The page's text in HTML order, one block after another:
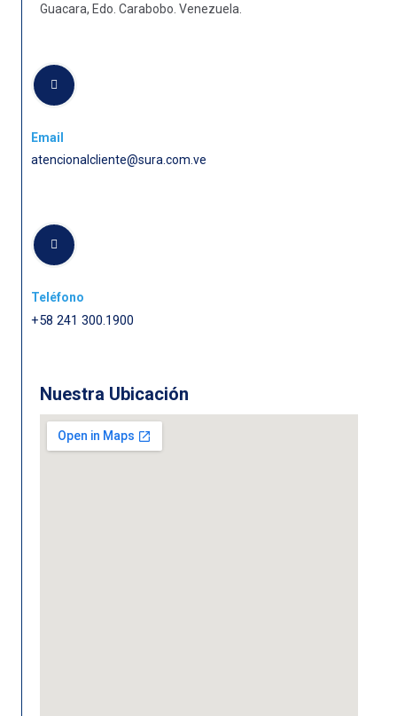
Guacara, Edo. Carabobo. Venezuela.
Email
atencionalcliente@sura.com.ve
Teléfono
+58 241 300.1900
Nuestra Ubicación